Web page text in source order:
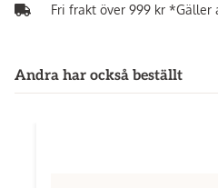
Fri frakt över 999 kr
Andra har också beställt